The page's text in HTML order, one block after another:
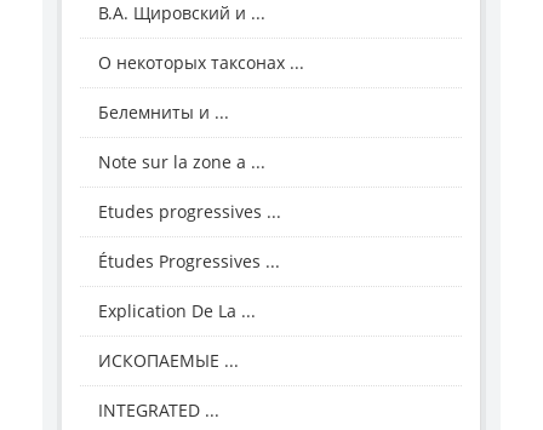
В.А. Щировский и ...
О некоторых таксонах ...
Белемниты и ...
Note sur la zone a ...
Etudes progressives ...
Études Progressives ...
Explication De La ...
ИСКОПАЕМЫЕ ...
INTEGRATED ...